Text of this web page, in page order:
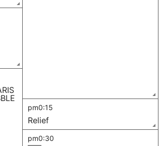
pm0:15
Relief
pm0:30